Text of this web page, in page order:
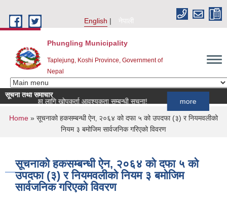
English
नेपाली
Phungling Municipality
Taplejung, Koshi Province, Government of
Nepal
सूचना तथा समाचार
लागि खोपकर्ता आवश्यकता सम्बन्धी सूचना!
You are here
Home » सूचनाको हकसम्बन्धी ऐन‚ २०६४ को दफा ५ को उपदफा (३) र नियमवलीको
नियम ३ बमोजिम सार्वजनिक गरिएको विवरण
सूचनाको हकसम्बन्धी ऐन‚ २०६४ को दफा ५ को
उपदफा (३) र नियमवलीको नियम ३ बमोजिम
सार्वजनिक गरिएको विवरण